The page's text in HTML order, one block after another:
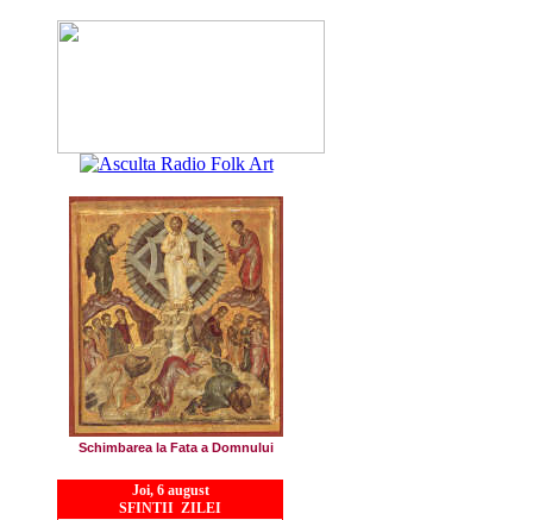
Schimbarea la Fata a Domnului
Joi, 6 august
SFINTII ZILEI